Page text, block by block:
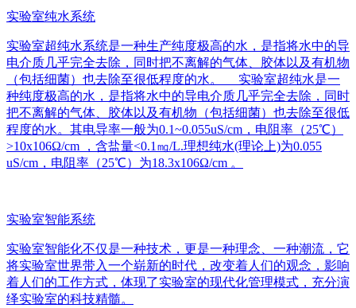
实验室纯水系统
实验室超纯水系统是一种生产纯度极高的水，是指将水中的导
电介质几乎完全去除，同时把不离解的气体、胶体以及有机物
（包括细菌）也去除至很低程度的水。 实验室超纯水是一
种纯度极高的水，是指将水中的导电介质几乎完全去除，同时
把不离解的气体、胶体以及有机物（包括细菌）也去除至很低
程度的水。其电导率一般为0.1~0.055uS/cm，电阻率（25℃）
>10x106Ω/cm ，含盐量<0.1㎎/L.理想纯水(理论上)为0.055
uS/cm，电阻率（25℃）为18.3x106Ω/cm 。
实验室智能系统
实验室智能化不仅是一种技术，更是一种理念、一种潮流，它
将实验室世界带入一个崭新的时代，改变着人们的观念，影响
着人们的工作方式，体现了实验室的现代化管理模式，充分演
绎实验室的科技精髓。